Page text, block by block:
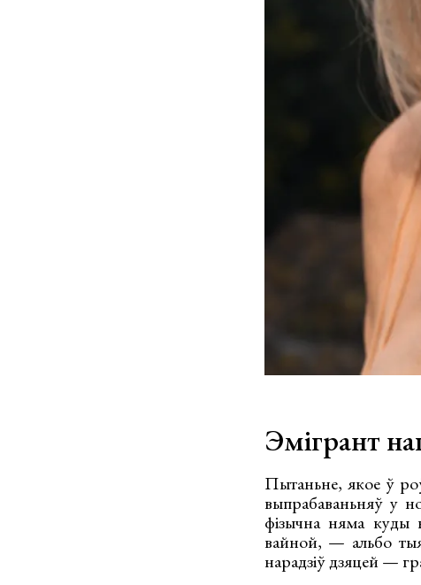
Эмігрант
Пытаньне, якое ў
выпрабаваньняў у
фізычна няма
вайной, — альбо
нарадзіў дзяцей —